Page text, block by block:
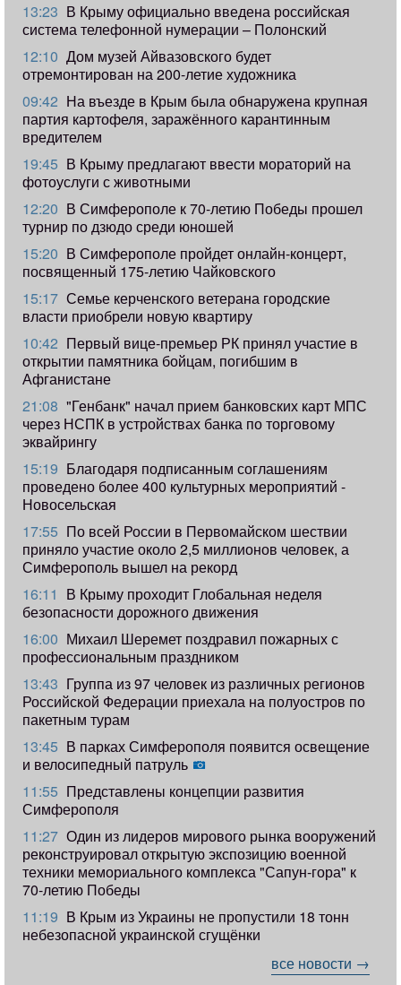
13:23 В Крыму официально введена российская
система телефонной нумерации – Полонский
12:10 Дом музей Айвазовского будет
отремонтирован на 200-летие художника
09:42 ​На въезде в Крым была обнаружена крупная
партия картофеля, заражённого карантинным
вредителем
19:45 В Крыму предлагают ввести мораторий на
фотоуслуги с животными
12:20 В Симферополе к 70-летию Победы прошел
турнир по дзюдо среди юношей
15:20 В Симферополе пройдет онлайн-концерт,
посвященный 175-летию Чайковского
15:17 Семье керченского ветерана городские
власти приобрели новую квартиру
10:42 Первый вице-премьер РК принял участие в
открытии памятника бойцам, погибшим в
Афганистане
21:08 "Генбанк" начал прием банковских карт МПС
через НСПК в устройствах банка по торговому
эквайрингу
15:19 Благодаря подписанным соглашениям
проведено более 400 культурных мероприятий -
Новосельская
17:55 ​По всей России в Первомайском шествии
приняло участие около 2,5 миллионов человек, а
Симферополь вышел на рекорд
16:11 В Крыму проходит Глобальная неделя
безопасности дорожного движения
16:00 Михаил Шеремет поздравил пожарных с
профессиональным праздником
13:43 Группа из 97 человек из различных регионов
Российской Федерации приехала на полуостров по
пакетным турам
13:45 В парках Симферополя появится освещение
и велосипедный патруль
11:55 Представлены концепции развития
Симферополя
11:27 Один из лидеров мирового рынка вооружений
реконструировал открытую экспозицию военной
техники мемориального комплекса "Сапун-гора" к
70-летию Победы
11:19 ​В Крым из Украины не пропустили 18 тонн
небезопасной украинской сгущёнки
все новости →